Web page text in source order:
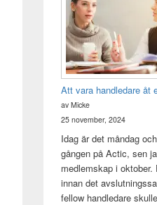
Att vara handledare åt
av Micke
25 november, 2024
Idag är det måndag
gången på Actic, sen
medlemskap i
innan det
fellow handledare